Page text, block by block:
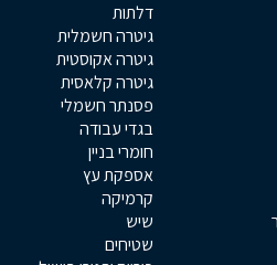
דלתות
גיטרה חשמלית
גיטרה אקוסטית
גיטרה קלאסית
פסנתר חשמלי
בגדי עבודה
חומרי בניין
אספקת עץ
קרמיקה
שיש
שטיחים